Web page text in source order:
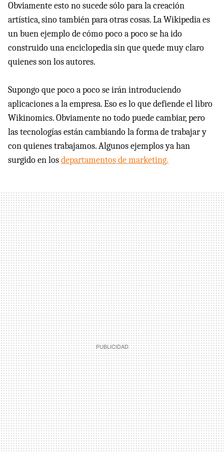
Obviamente esto no sucede sólo para la creación
artística, sino también para otras cosas. La Wikipedia es
un buen ejemplo de cómo poco a poco se ha ido
construido una enciclopedia sin que quede muy claro
quienes son los autores.
Supongo que poco a poco se irán introduciendo
aplicaciones a la empresa. Eso es lo que defiende el libro
Wikinomics. Obviamente no todo puede cambiar, pero
las tecnologías están cambiando la forma de trabajar y
con quienes trabajamos. Algunos ejemplos ya han
surgido en losdepartamentos de marketing.